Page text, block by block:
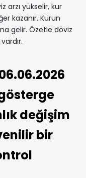
arzı yükselir, kur
kazanır. Kurun
gelir. Özetle döviz
değişim
bir